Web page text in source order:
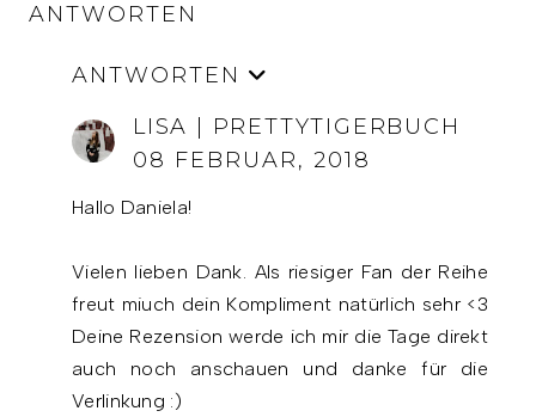
ANTWORTEN
ANTWORTEN
LISA | PRETTYTIGERBUCH
08 FEBRUAR, 2018
Hallo Daniela!
Vielen lieben Dank. Als riesiger Fan der Reihe
freut miuch dein Kompliment natürlich sehr <3
Deine Rezension werde ich mir die Tage direkt
auch noch anschauen und danke für die
Verlinkung :)